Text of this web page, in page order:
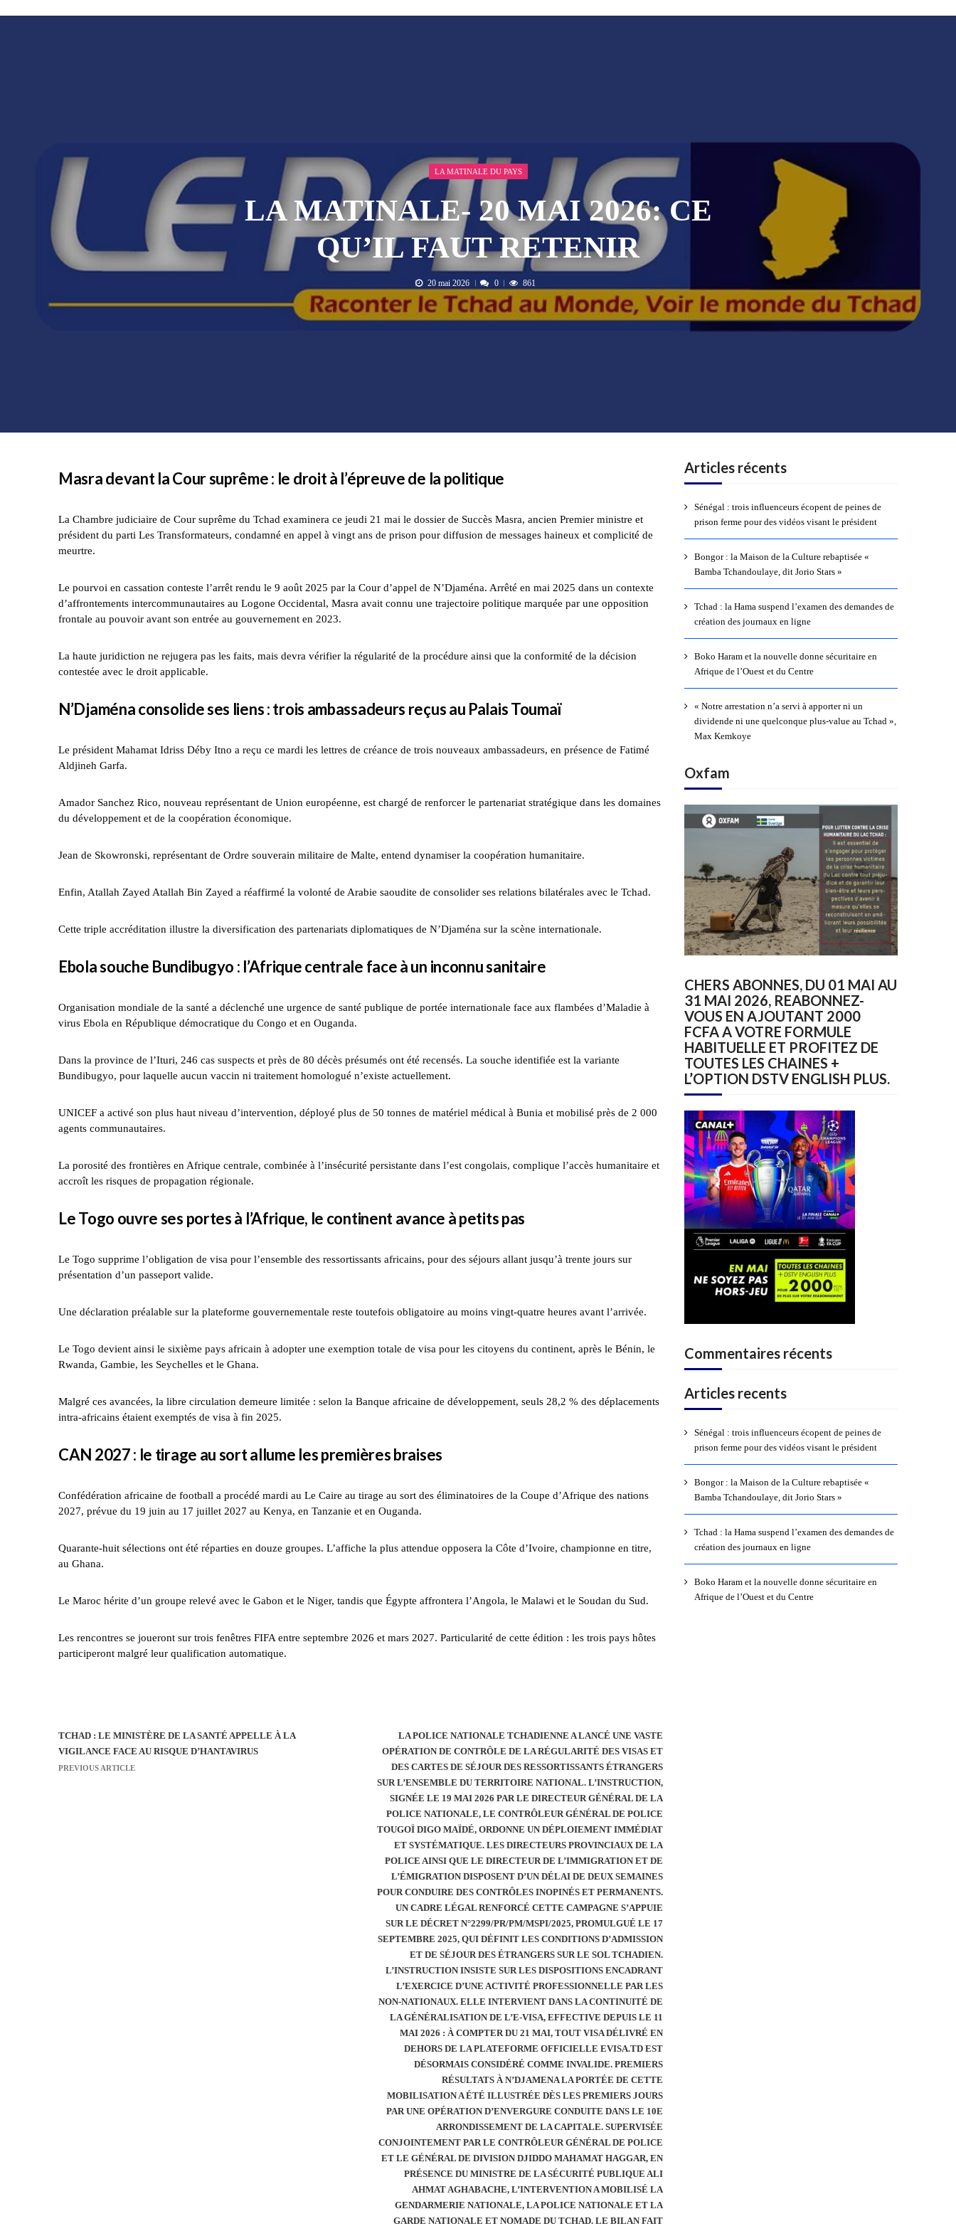
Boko Haram et la nouvelle donne sécuritaire en Afrique de l’Ouest et du Ce... 4 AOÛT 2026
LA MATINALE DU PAYS
LA MATINALE- 20 MAI 2026: CE
QU’IL FAUT RETENIR
20 mai 2026 0 861
Masra devant la Cour suprême : le droit à l’épreuve de la politique
La Chambre judiciaire de Cour suprême du Tchad examinera ce jeudi 21 mai le dossier de Succès Masra, ancien Premier ministre et
président du parti Les Transformateurs, condamné en appel à vingt ans de prison pour diffusion de messages haineux et complicité de
meurtre.
Le pourvoi en cassation conteste l’arrêt rendu le 9 août 2025 par la Cour d’appel de N’Djaména. Arrêté en mai 2025 dans un contexte
d’affrontements intercommunautaires au Logone Occidental, Masra avait connu une trajectoire politique marquée par une opposition
frontale au pouvoir avant son entrée au gouvernement en 2023.
La haute juridiction ne rejugera pas les faits, mais devra vérifier la régularité de la procédure ainsi que la conformité de la décision
contestée avec le droit applicable.
N’Djaména consolide ses liens : trois ambassadeurs reçus au Palais Toumaï
Le président Mahamat Idriss Déby Itno a reçu ce mardi les lettres de créance de trois nouveaux ambassadeurs, en présence de Fatimé
Aldjineh Garfa.
Amador Sanchez Rico, nouveau représentant de Union européenne, est chargé de renforcer le partenariat stratégique dans les domaines
du développement et de la coopération économique.
Jean de Skowronski, représentant de Ordre souverain militaire de Malte, entend dynamiser la coopération humanitaire.
Enfin, Atallah Zayed Atallah Bin Zayed a réaffirmé la volonté de Arabie saoudite de consolider ses relations bilatérales avec le Tchad.
Cette triple accréditation illustre la diversification des partenariats diplomatiques de N’Djaména sur la scène internationale.
Ebola souche Bundibugyo : l’Afrique centrale face à un inconnu sanitaire
Organisation mondiale de la santé a déclenché une urgence de santé publique de portée internationale face aux flambées d’Maladie à
virus Ebola en République démocratique du Congo et en Ouganda.
Dans la province de l’Ituri, 246 cas suspects et près de 80 décès présumés ont été recensés. La souche identifiée est la variante
Bundibugyo, pour laquelle aucun vaccin ni traitement homologué n’existe actuellement.
UNICEF a activé son plus haut niveau d’intervention, déployé plus de 50 tonnes de matériel médical à Bunia et mobilisé près de 2 000
agents communautaires.
La porosité des frontières en Afrique centrale, combinée à l’insécurité persistante dans l’est congolais, complique l’accès humanitaire et
accroît les risques de propagation régionale.
Le Togo ouvre ses portes à l’Afrique, le continent avance à petits pas
Le Togo supprime l’obligation de visa pour l’ensemble des ressortissants africains, pour des séjours allant jusqu’à trente jours sur
présentation d’un passeport valide.
Une déclaration préalable sur la plateforme gouvernementale reste toutefois obligatoire au moins vingt-quatre heures avant l’arrivée.
Le Togo devient ainsi le sixième pays africain à adopter une exemption totale de visa pour les citoyens du continent, après le Bénin, le
Rwanda, Gambie, les Seychelles et le Ghana.
Malgré ces avancées, la libre circulation demeure limitée : selon la Banque africaine de développement, seuls 28,2 % des déplacements
intra-africains étaient exemptés de visa à fin 2025.
CAN 2027 : le tirage au sort allume les premières braises
Confédération africaine de football a procédé mardi au Le Caire au tirage au sort des éliminatoires de la Coupe d’Afrique des nations
2027, prévue du 19 juin au 17 juillet 2027 au Kenya, en Tanzanie et en Ouganda.
Quarante-huit sélections ont été réparties en douze groupes. L’affiche la plus attendue opposera la Côte d’Ivoire, championne en titre,
au Ghana.
Le Maroc hérite d’un groupe relevé avec le Gabon et le Niger, tandis que Égypte affrontera l’Angola, le Malawi et le Soudan du Sud.
Les rencontres se joueront sur trois fenêtres FIFA entre septembre 2026 et mars 2027. Particularité de cette édition : les trois pays hôtes
participeront malgré leur qualification automatique.
N
a
TCHAD : LE MINISTÈRE DE LA SANTÉ APPELLE À LA
VIGILANCE FACE AU RISQUE D’HANTAVIRUS
PREVIOUS ARTICLE
LA POLICE NATIONALE TCHADIENNE A LANCÉ UNE VASTE
OPÉRATION DE CONTRÔLE DE LA RÉGULARITÉ DES VISAS ET
DES CARTES DE SÉJOUR DES RESSORTISSANTS ÉTRANGERS
SUR L’ENSEMBLE DU TERRITOIRE NATIONAL. L’INSTRUCTION,
SIGNÉE LE 19 MAI 2026 PAR LE DIRECTEUR GÉNÉRAL DE LA
POLICE NATIONALE, LE CONTRÔLEUR GÉNÉRAL DE POLICE
TOUGOÏ DIGO MAÏDÉ, ORDONNE UN DÉPLOIEMENT IMMÉDIAT
ET SYSTÉMATIQUE. LES DIRECTEURS PROVINCIAUX DE LA
POLICE AINSI QUE LE DIRECTEUR DE L’IMMIGRATION ET DE
L’ÉMIGRATION DISPOSENT D’UN DÉLAI DE DEUX SEMAINES
POUR CONDUIRE DES CONTRÔLES INOPINÉS ET PERMANENTS.
UN CADRE LÉGAL RENFORCÉ CETTE CAMPAGNE S’APPUIE
SUR LE DÉCRET N°2299/PR/PM/MSPI/2025, PROMULGUÉ LE 17
SEPTEMBRE 2025, QUI DÉFINIT LES CONDITIONS D’ADMISSION
ET DE SÉJOUR DES ÉTRANGERS SUR LE SOL TCHADIEN.
L’INSTRUCTION INSISTE SUR LES DISPOSITIONS ENCADRANT
L’EXERCICE D’UNE ACTIVITÉ PROFESSIONNELLE PAR LES
NON-NATIONAUX. ELLE INTERVIENT DANS LA CONTINUITÉ DE
LA GÉNÉRALISATION DE L’E-VISA, EFFECTIVE DEPUIS LE 11
MAI 2026 : À COMPTER DU 21 MAI, TOUT VISA DÉLIVRÉ EN
DEHORS DE LA PLATEFORME OFFICIELLE EVISA.TD EST
DÉSORMAIS CONSIDÉRÉ COMME INVALIDE. PREMIERS
RÉSULTATS À N’DJAMENA LA PORTÉE DE CETTE
MOBILISATION A ÉTÉ ILLUSTRÉE DÈS LES PREMIERS JOURS
PAR UNE OPÉRATION D’ENVERGURE CONDUITE DANS LE 10E
ARRONDISSEMENT DE LA CAPITALE. SUPERVISÉE
CONJOINTEMENT PAR LE CONTRÔLEUR GÉNÉRAL DE POLICE
ET LE GÉNÉRAL DE DIVISION DJIDDO MAHAMAT HAGGAR, EN
PRÉSENCE DU MINISTRE DE LA SÉCURITÉ PUBLIQUE ALI
AHMAT AGHABACHE, L’INTERVENTION A MOBILISÉ LA
GENDARMERIE NATIONALE, LA POLICE NATIONALE ET LA
GARDE NATIONALE ET NOMADE DU TCHAD. LE BILAN FAIT
Articles récents
Sénégal : trois influenceurs écopent de peines de
prison ferme pour des vidéos visant le président
Bongor : la Maison de la Culture rebaptisée «
Bamba Tchandoulaye, dit Jorio Stars »
Tchad : la Hama suspend l’examen des demandes de
création des journaux en ligne
Boko Haram et la nouvelle donne sécuritaire en
Afrique de l’Ouest et du Centre
« Notre arrestation n’a servi à apporter ni un
dividende ni une quelconque plus-value au Tchad »,
Max Kemkoye
Oxfam
CHERS ABONNES, DU 01 MAI AU
31 MAI 2026, REABONNEZ-
VOUS EN AJOUTANT 2000
FCFA A VOTRE FORMULE
HABITUELLE ET PROFITEZ DE
TOUTES LES CHAINES +
L’OPTION DSTV ENGLISH PLUS.
Commentaires récents
Articles recents
Sénégal : trois influenceurs écopent de peines de
prison ferme pour des vidéos visant le président
Bongor : la Maison de la Culture rebaptisée «
Bamba Tchandoulaye, dit Jorio Stars »
Tchad : la Hama suspend l’examen des demandes de
création des journaux en ligne
Boko Haram et la nouvelle donne sécuritaire en
Afrique de l’Ouest et du Centre